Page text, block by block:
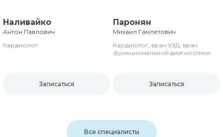
Записаться
Наливайко
Антон Павлович
Кардиолог
Записаться
Паронян
Михаил Гамлетович
Кардиолог, врач УЗД, врач
функциональной диагностики
Все специалисты